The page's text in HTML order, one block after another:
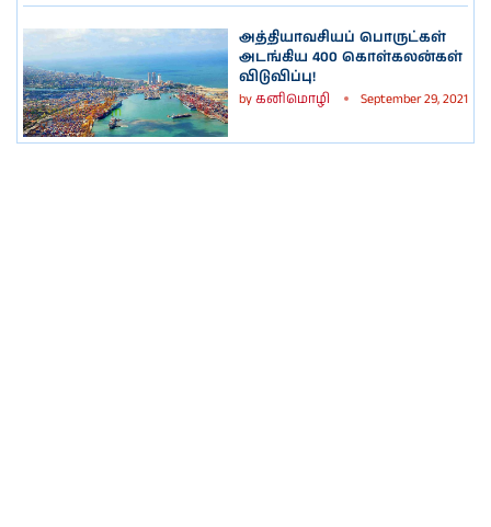
அத்தியாவசியப் பொருட்கள்
அடங்கிய 400 கொள்கலன்கள்
விடுவிப்பு!
byகனிமொழி September 29, 2021